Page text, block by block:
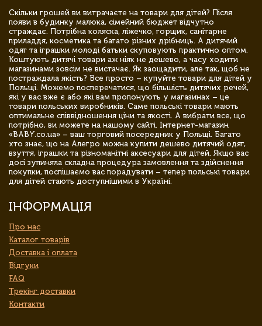
Скільки грошей ви витрачаєте на товари для дітей? Після
появи в будинку малюка, сімейний бюджет відчутно
страждає. Потрібна коляска, ліжечко, горщик, санітарне
приладдя, косметика та багато різних дрібниць. А дитячий
одяг та іграшки молоді батьки скуповують практично оптом.
Коштують дитячі товари аж ніяк не дешево, а часу ходити
магазинами зовсім не вистачає. Як заощадити, але так, щоб не
постраждала якість? Все просто – купуйте товари для дітей у
Польщі. Можемо посперечатися, що більшість дитячих речей,
які у вас вже є або які вам пропонують у магазинах – це
товари польських виробників. Саме польські товари мають
оптимальне співвідношення ціни та якості. А вибрати все, що
потрібно, ви можете на нашому сайті. Інтернет-магазин
«BABY.co.ua» – ваш торговий посередник у Польщі. Багато
хто знає, що на Алегро можна купити дешево дитячий одяг,
взуття, іграшки та різноманітні аксесуари для дітей. Якщо вас
досі зупиняла складна процедура замовлення та здійснення
покупки, поспішаємо вас порадувати – тепер польські товари
для дітей стають доступнішими в Україні.
ІНФОРМАЦІЯ
Про нас
Каталог товарів
Доставка і оплата
Відгуки
FAQ
Трекінг доставки
Контакти